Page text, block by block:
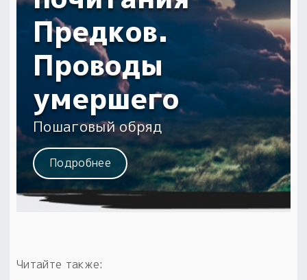
Предков.
Проводы
умершего
Пошаговый обряд
Подробнее
Читайте также: